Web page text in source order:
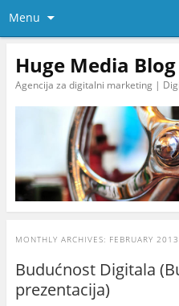
Menu
Huge Media Blog
Agencija za digitalni marketing |
MONTHLY ARCHIVES: FEBRUARY 2013
Budućnost Digitala
prezentacija)